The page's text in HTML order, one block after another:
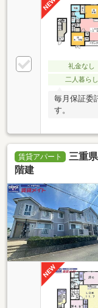
礼金なし
二人暮らし
毎月保証委
す。
賃貸アパート
三重
階建